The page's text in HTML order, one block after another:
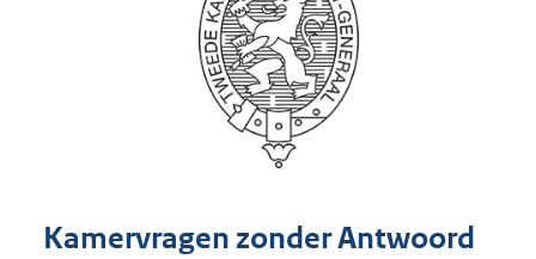
Kamervragen zonder Antwoord